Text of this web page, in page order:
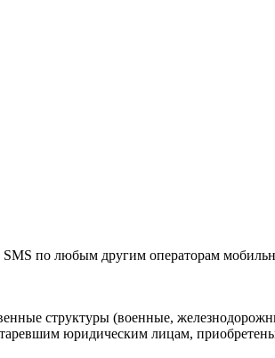
по любым другим операторам
структуры (военные,
юридическим лицам,